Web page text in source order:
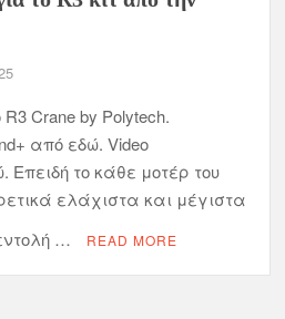
Crane by Polytech.
από εδώ. Video
το κάθε μοτέρ του
ελάχιστα και μέγιστα
…
READ MORE